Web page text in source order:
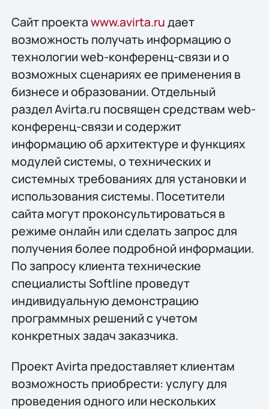
Сайт проектаwww.avirta.ruдает
возможность получать информацию о
технологии web-конференц-связи и о
возможных сценариях ее применения в
бизнесе и образовании. Отдельный
раздел Avirta.ru посвящен средствам web-
конференц-связи и содержит
информацию об архитектуре и функциях
модулей системы, о технических и
системных требованиях для установки и
использования системы. Посетители
сайта могут проконсультироваться в
режиме онлайн или сделать запрос для
получения более подробной информации.
По запросу клиента технические
специалисты Softline проведут
индивидуальную демонстрацию
программных решений с учетом
конкретных задач заказчика.
Проект Avirta предоставляет клиентам
возможность приобрести: услугу для
проведения одного или нескольких